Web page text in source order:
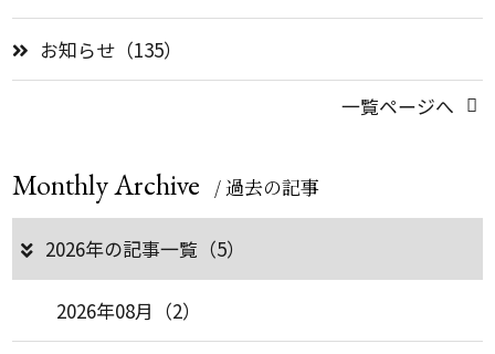
お知らせ（135）
一覧ページへ
Monthly Archive / 過去の記事
2026年の記事一覧（5）
2026年08月（2）